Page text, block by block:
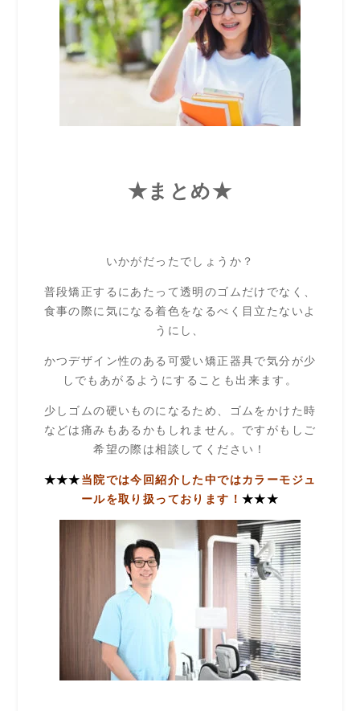
★まとめ★
いかがだったでしょうか？
普段矯正するにあたって透明のゴムだけでなく、
食事の際に気になる着色をなるべく目立たないよ
うにし、
かつデザイン性のある可愛い矯正器具で気分が少
しでもあがるようにすることも出来ます。
少しゴムの硬いものになるため、ゴムをかけた時
などは痛みもあるかもしれません。ですがもしご
希望の際は相談してください！
★★★当院では今回紹介した中ではカラーモジュ
ールを取り扱っております！ ★★★